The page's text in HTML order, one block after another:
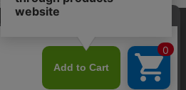
よびコンテンツの最適な提供、トラフィ
を使用しています。サイトの閲覧を継続
意したものといたします。詳細について